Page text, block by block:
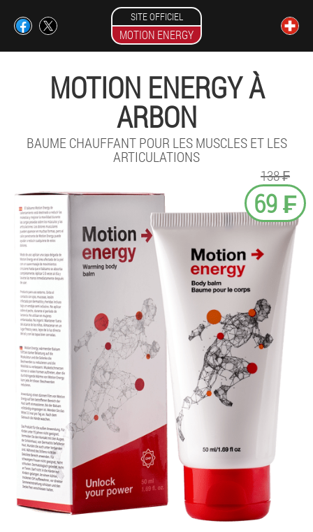
SITE OFFICIEL
MOTION ENERGY
MOTION ENERGY À
ARBON
BAUME CHAUFFANT POUR LES MUSCLES ET LES
ARTICULATIONS
138 ₣
69 ₣